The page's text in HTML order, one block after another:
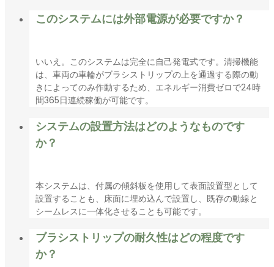
このシステムには外部電源が必要ですか？
いいえ。このシステムは完全に自己発電式です。清掃機能
は、車両の車輪がブラシストリップの上を通過する際の動
きによってのみ作動するため、エネルギー消費ゼロで24時
間365日連続稼働が可能です。
システムの設置方法はどのようなものです
か？
本システムは、付属の傾斜板を使用して表面設置型として
設置することも、床面に埋め込んで設置し、既存の動線と
シームレスに一体化させることも可能です。
ブラシストリップの耐久性はどの程度です
か？